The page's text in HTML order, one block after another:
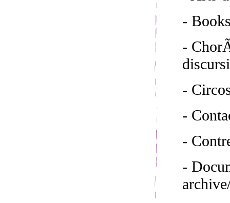
-
-
-
-
-
-